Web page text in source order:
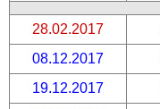
28.02.2017
08.12.2017
19.12.2017